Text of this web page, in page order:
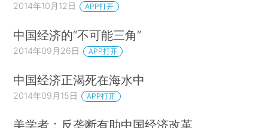
2014年10月12日 APP打开
中国经济的“不可能三角”
2014年09月26日 APP打开
中国经济正渴死在海水中
2014年09月15日 APP打开
美学者：反垄断有助中国经济改革